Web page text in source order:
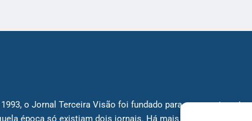
o Jornal Terceira Visão foi fundado para ser uma
época só existiam dois jornais. Há mais de 30 anos, o